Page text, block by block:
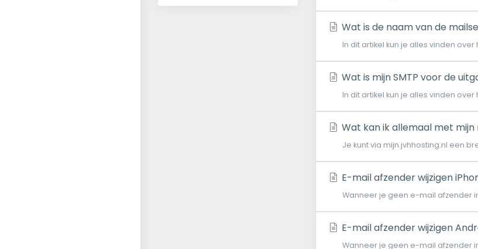
Wat is de naam van de
In dit artikel kun je alles vinden
Wat is mijn SMTP voor de
In dit artikel kun je alles vinden
Wat kan ik allemaal met mijn
Je kunt via mijn.jvhhosting.nl een
E-mail afzender wijzigen
Wanneer je geen e-mail afzender
E-mail afzender wijzigen
Wanneer je geen e-mail afzender